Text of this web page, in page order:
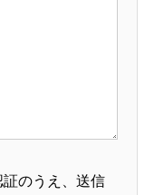
証のうえ、送信